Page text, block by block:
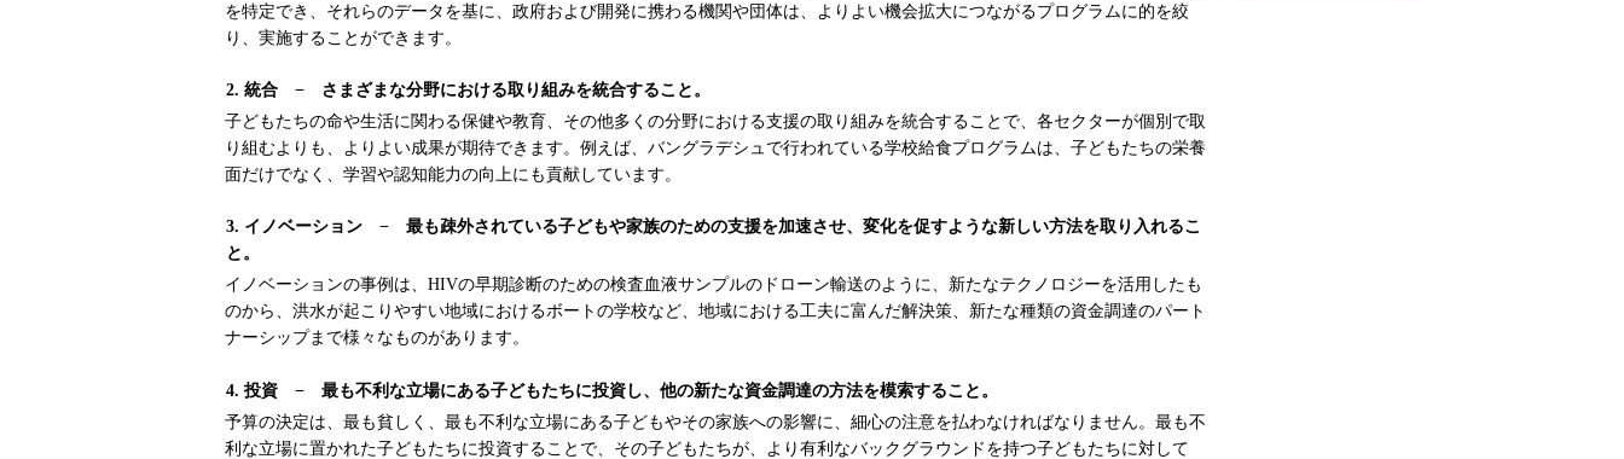
を特定でき、それらのデータを基に、政府および開発に携わる機関や団体は、よりよい機会拡大につながるプログラムに的を絞
り、実施することができます。
2. 統合 − さまざまな分野における取り組みを統合すること。
子どもたちの命や生活に関わる保健や教育、その他多くの分野における支援の取り組みを統合することで、各セクターが個別で取
り組むよりも、よりよい成果が期待できます。例えば、バングラデシュで行われている学校給食プログラムは、子どもたちの栄養
面だけでなく、学習や認知能力の向上にも貢献しています。
3. イノベーション − 最も疎外されている子どもや家族のための支援を加速させ、変化を促すような新しい方法を取り入れるこ
と。
イノベーションの事例は、HIVの早期診断のための検査血液サンプルのドローン輸送のように、新たなテクノロジーを活用したも
のから、洪水が起こりやすい地域におけるボートの学校など、地域における工夫に富んだ解決策、新たな種類の資金調達のパート
ナーシップまで様々なものがあります。
4. 投資 − 最も不利な立場にある子どもたちに投資し、他の新たな資金調達の方法を模索すること。
予算の決定は、最も貧しく、最も不利な立場にある子どもやその家族への影響に、細心の注意を払わなければなりません。最も不
利な立場に置かれた子どもたちに投資することで、その子どもたちが、より有利なバックグラウンドを持つ子どもたちに対して